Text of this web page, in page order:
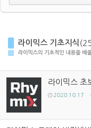
라이믹스 기초지식
라이믹스의 기초적인 내용을 배
라이믹스 초
2020.10.17